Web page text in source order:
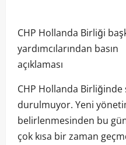
CHP Hollanda Birliği
yardımcılarından basın
açıklaması
CHP Hollanda Birliğinde
durulmuyor. Yeni
belirlenmesinden bu
çok kısa bir zaman